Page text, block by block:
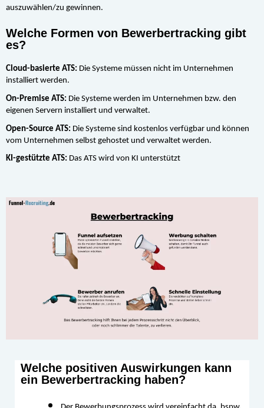
auszuwählen/zu gewinnen.
Welche Formen von Bewerbertracking gibt
es?
Cloud-basierte ATS: Die Systeme müssen nicht im Unternehmen
installiert werden.
On-Premise ATS: Die Systeme werden im Unternehmen bzw. den
eigenen Servern installiert und verwaltet.
Open-Source ATS: Die Systeme sind kostenlos verfügbar und können
vom Unternehmen selbst gehostet und verwaltet werden.
KI-gestützte ATS: Das ATS wird von KI unterstützt
Welche positiven Auswirkungen kann
ein Bewerbertracking haben?